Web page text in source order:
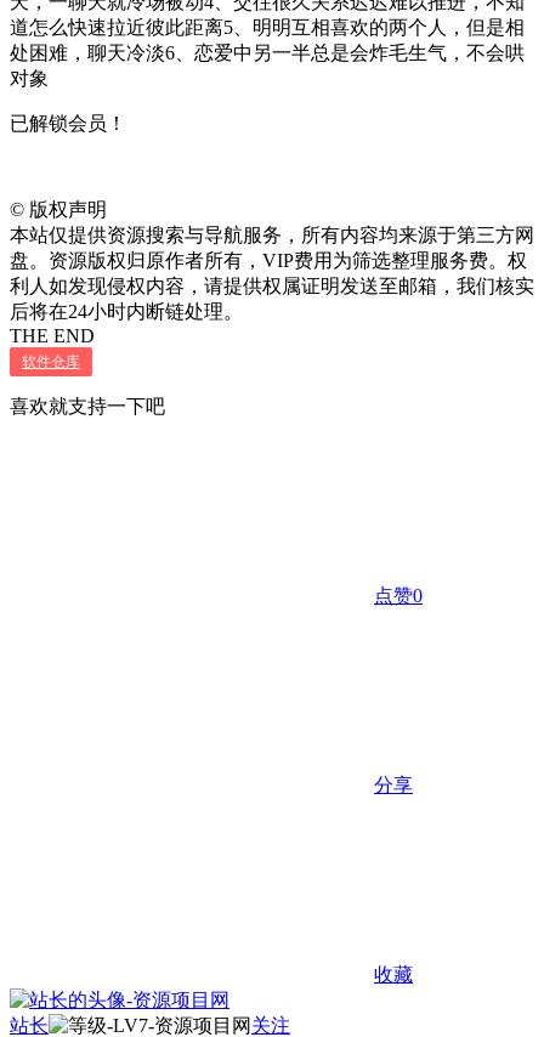
道怎么快速拉近彼此距离5、明明互相喜欢的两个人，但是相
处困难，聊天冷淡6、恋爱中另一半总是会炸毛生气，不会哄
对象
已解锁会员！
© 版权声明
本站仅提供资源搜索与导航服务，所有内容均来源于第三方网
盘。资源版权归原作者所有，VIP费用为筛选整理服务费。权
利人如发现侵权内容，请提供权属证明发送至邮箱，我们核实
后将在24小时内断链处理。
THE END
软件仓库
喜欢就支持一下吧
点赞0
分享
收藏
站长 关注